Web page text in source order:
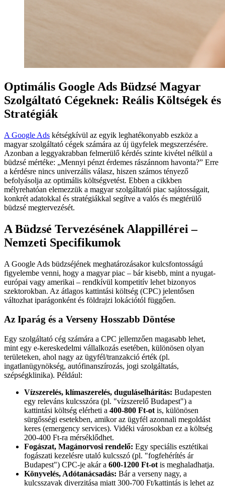
Optimális Google Ads Büdzsé Magyar
Szolgáltató Cégeknek: Reális Költségek és
Stratégiák
A Google Ads kétségkívül az egyik leghatékonyabb eszköz a
magyar szolgáltató cégek számára az új ügyfelek megszerzésére.
Azonban a leggyakrabban felmerülő kérdés szinte kivétel nélkül a
büdzsé mértéke: „Mennyi pénzt érdemes rászánnom havonta?” Erre
a kérdésre nincs univerzális válasz, hiszen számos tényező
befolyásolja az optimális költségvetést. Ebben a cikkben
mélyrehatóan elemezzük a magyar szolgáltatói piac sajátosságait,
konkrét adatokkal és stratégiákkal segítve a valós és megtérülő
büdzsé megtervezését.
A Büdzsé Tervezésének Alappillérei –
Nemzeti Specifikumok
A Google Ads büdzséjének meghatározásakor kulcsfontosságú
figyelembe venni, hogy a magyar piac – bár kisebb, mint a nyugat-
európai vagy amerikai – rendkívül kompetitív lehet bizonyos
szektorokban. Az átlagos kattintási költség (CPC) jelentősen
változhat iparágonként és földrajzi lokációtól függően.
Az Iparág és a Verseny Hosszabb Döntése
Egy szolgáltató cég számára a CPC jellemzően magasabb lehet,
mint egy e-kereskedelmi vállalkozás esetében, különösen olyan
területeken, ahol nagy az ügyfél/tranzakció érték (pl.
ingatlanügynökség, autófinanszírozás, jogi szolgáltatás,
szépségklinika). Például:
Vízszerelés, klímaszerelés, duguláselhárítás: Budapesten
egy releváns kulcsszóra (pl. "vízszerelő Budapest") a
kattintási költség elérheti a 400-800 Ft-ot is, különösen
sürgősségi esetekben, amikor az ügyfél azonnali megoldást
keres (emergency services). Vidéki városokban ez a költség
200-400 Ft-ra mérséklődhet.
Fogászat, Magánorvosi rendelő: Egy speciális esztétikai
fogászati kezelésre utaló kulcsszó (pl. "fogfehérítés ár
Budapest") CPC-je akár a 600-1200 Ft-ot is meghaladhatja.
Könyvelés, Adótanácsadás: Bár a verseny nagy, a
kulcsszavak diverzitása miatt 300-700 Ft/kattintás is lehet az